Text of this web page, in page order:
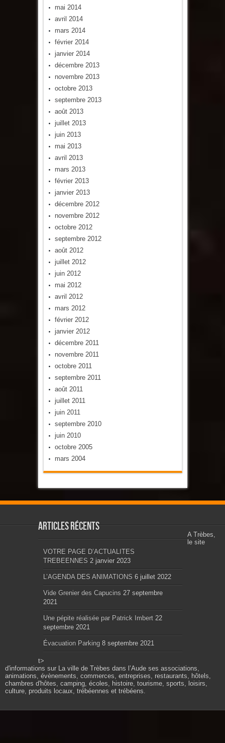
mai 2014
avril 2014
mars 2014
février 2014
janvier 2014
décembre 2013
novembre 2013
octobre 2013
septembre 2013
août 2013
juillet 2013
juin 2013
mai 2013
avril 2013
mars 2013
février 2013
janvier 2013
décembre 2012
novembre 2012
octobre 2012
septembre 2012
août 2012
juillet 2012
juin 2012
mai 2012
avril 2012
mars 2012
février 2012
janvier 2012
décembre 2011
novembre 2011
octobre 2011
septembre 2011
août 2011
juillet 2011
juin 2011
septembre 2010
juin 2010
octobre 2005
mars 2004
Articles récents
VOTRE PAGE D’ACTUALITES
TREBEENNES 2 janvier 2023
L’AGENDA DES ANIMATIONS 6 juillet 2022
Vide Grenier des Capucins 27 septembre
2021
Une pépite réalisée par Patrick Imbert 22
septembre 2021
Évacuation Parking 8 septembre 2021
t>
A Trèbes,
le site
d'informations sur La ville de Trèbes dans l’Aude ses associations,
animations, évènements, commerces, entreprises, restaurants, hôtels,
chambres d'hôtes, camping, écoles, histoire, tourisme, sports, loisirs,
culture, produits locaux, trébéennes et trébéens.